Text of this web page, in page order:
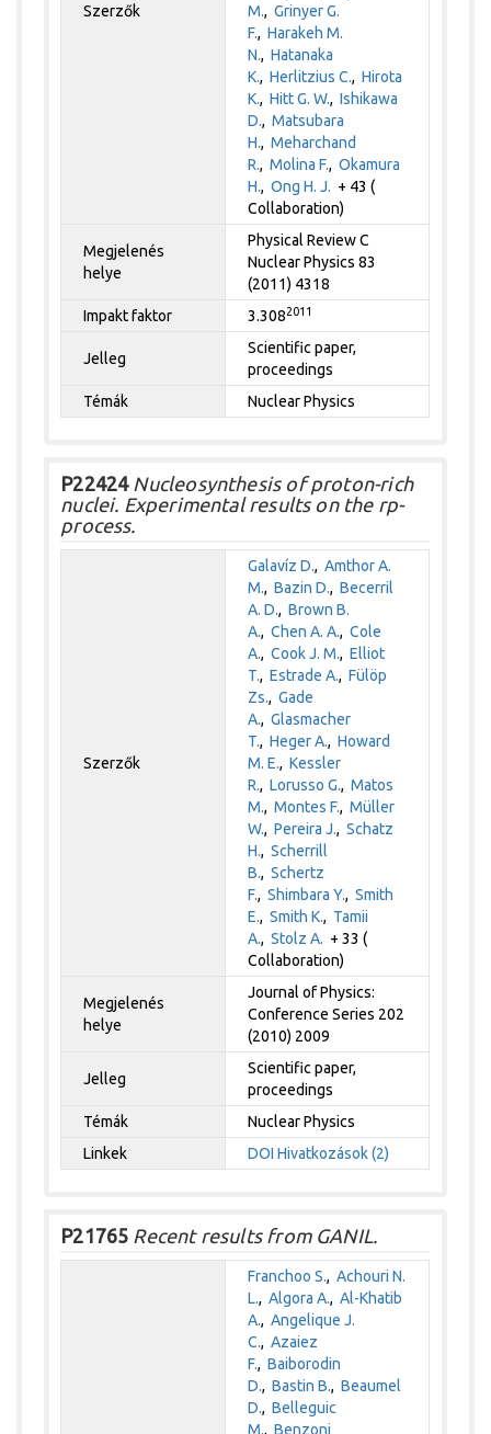
Szerzők
M.,Grinyer G.
F.,Harakeh M.
N.,Hatanaka
K.,Herlitzius C.,Hirota
K.,Hitt G. W.,Ishikawa
D.,Matsubara
H.,Meharchand
R.,Molina F.,Okamura
H.,Ong H. J. + 43 (
Collaboration)
Megjelenés
helye
Physical Review C
Nuclear Physics 83
(2011) 4318
Impakt faktor
3.3082011
Jelleg
Scientific paper,
proceedings
Témák
Nuclear Physics
P22424Nucleosynthesis of proton-rich
nuclei. Experimental results on the rp-
process.
Szerzők
Galavíz D.,Amthor A.
M.,Bazin D.,Becerril
A. D.,Brown B.
A.,Chen A. A.,Cole
A.,Cook J. M.,Elliot
T.,Estrade A.,Fülöp
Zs.,Gade
A.,Glasmacher
T.,Heger A.,Howard
M. E.,Kessler
R.,Lorusso G.,Matos
M.,Montes F.,Müller
W.,Pereira J.,Schatz
H.,Scherrill
B.,Schertz
F.,Shimbara Y.,Smith
E.,Smith K., Tamii
A.,Stolz A. + 33 (
Collaboration)
Megjelenés
helye
Journal of Physics:
Conference Series 202
(2010) 2009
Jelleg
Scientific paper,
proceedings
Témák
Nuclear Physics
Linkek
DOI Hivatkozások (2)
P21765 Recent results from GANIL.
Franchoo S.,Achouri N.
L.,Algora A.,Al-Khatib
A.,Angelique J.
C.,Azaiez
F.,Baiborodin
D.,Bastin B.,Beaumel
D.,Belleguic
M.,Benzoni